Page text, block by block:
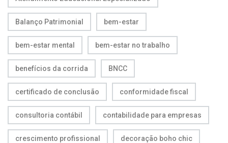
Balanço Patrimonial bem-estar
bem-estar mental bem-estar no trabalho
benefícios da corrida BNCC
certificado de conclusão conformidade fiscal
consultoria contábil contabilidade para empresas
crescimento profissional decoração boho chic